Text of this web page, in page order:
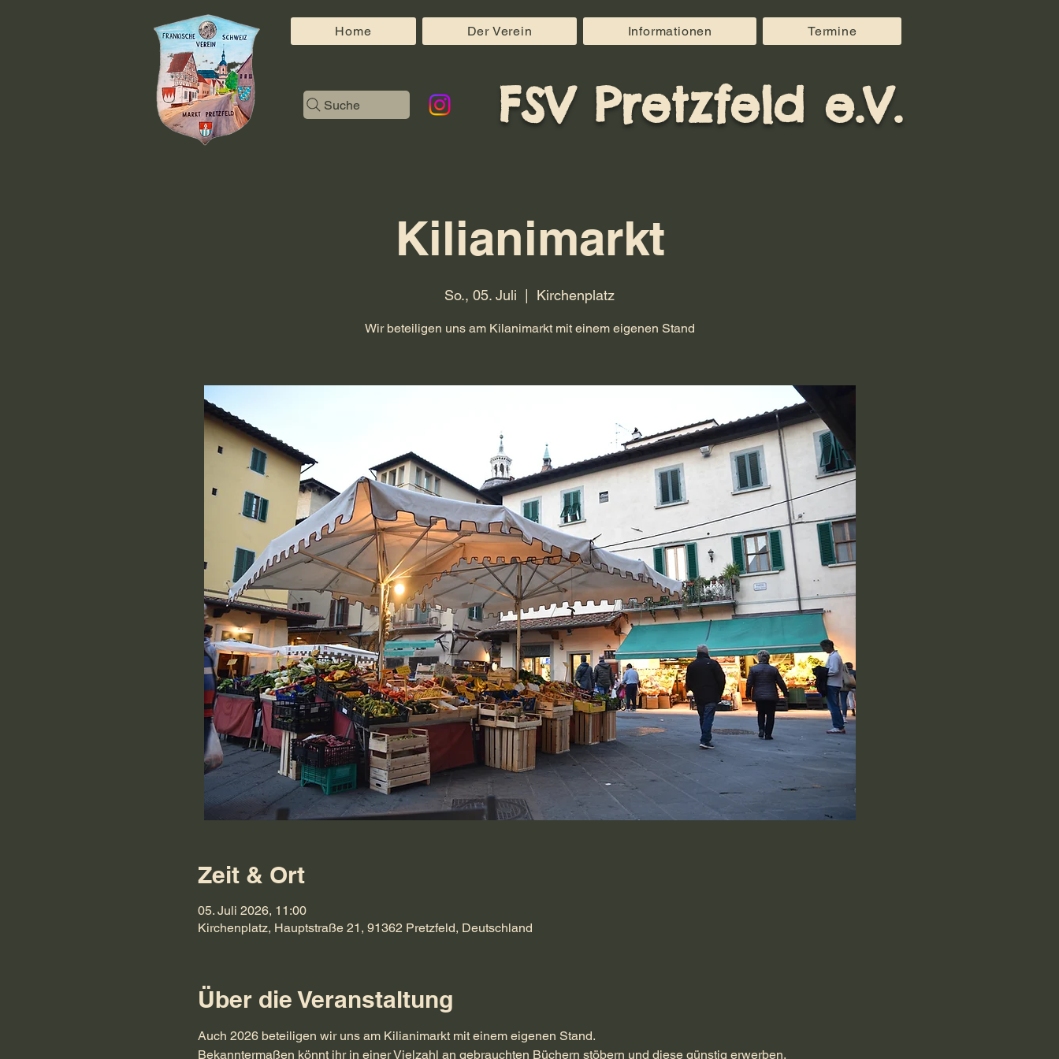
Suche FSV Pretzfeld e.V.
Home Der Verein Informationen Termine
Kilianimarkt
So., 05. Juli Kirchenplatz
Wir beteiligen uns am Kilanimarkt mit einem eigenen Stand
Zeit & Ort
05. Juli 2026, 11:00
Kirchenplatz, Hauptstraße 21, 91362 Pretzfeld, Deutschland
Über die Veranstaltung
Auch 2026 beteiligen wir uns am Kilianimarkt mit einem eigenen Stand.
Bekanntermaßen könnt ihr in einer Vielzahl an gebrauchten Büchern stöbern und diese günstig erwerben.